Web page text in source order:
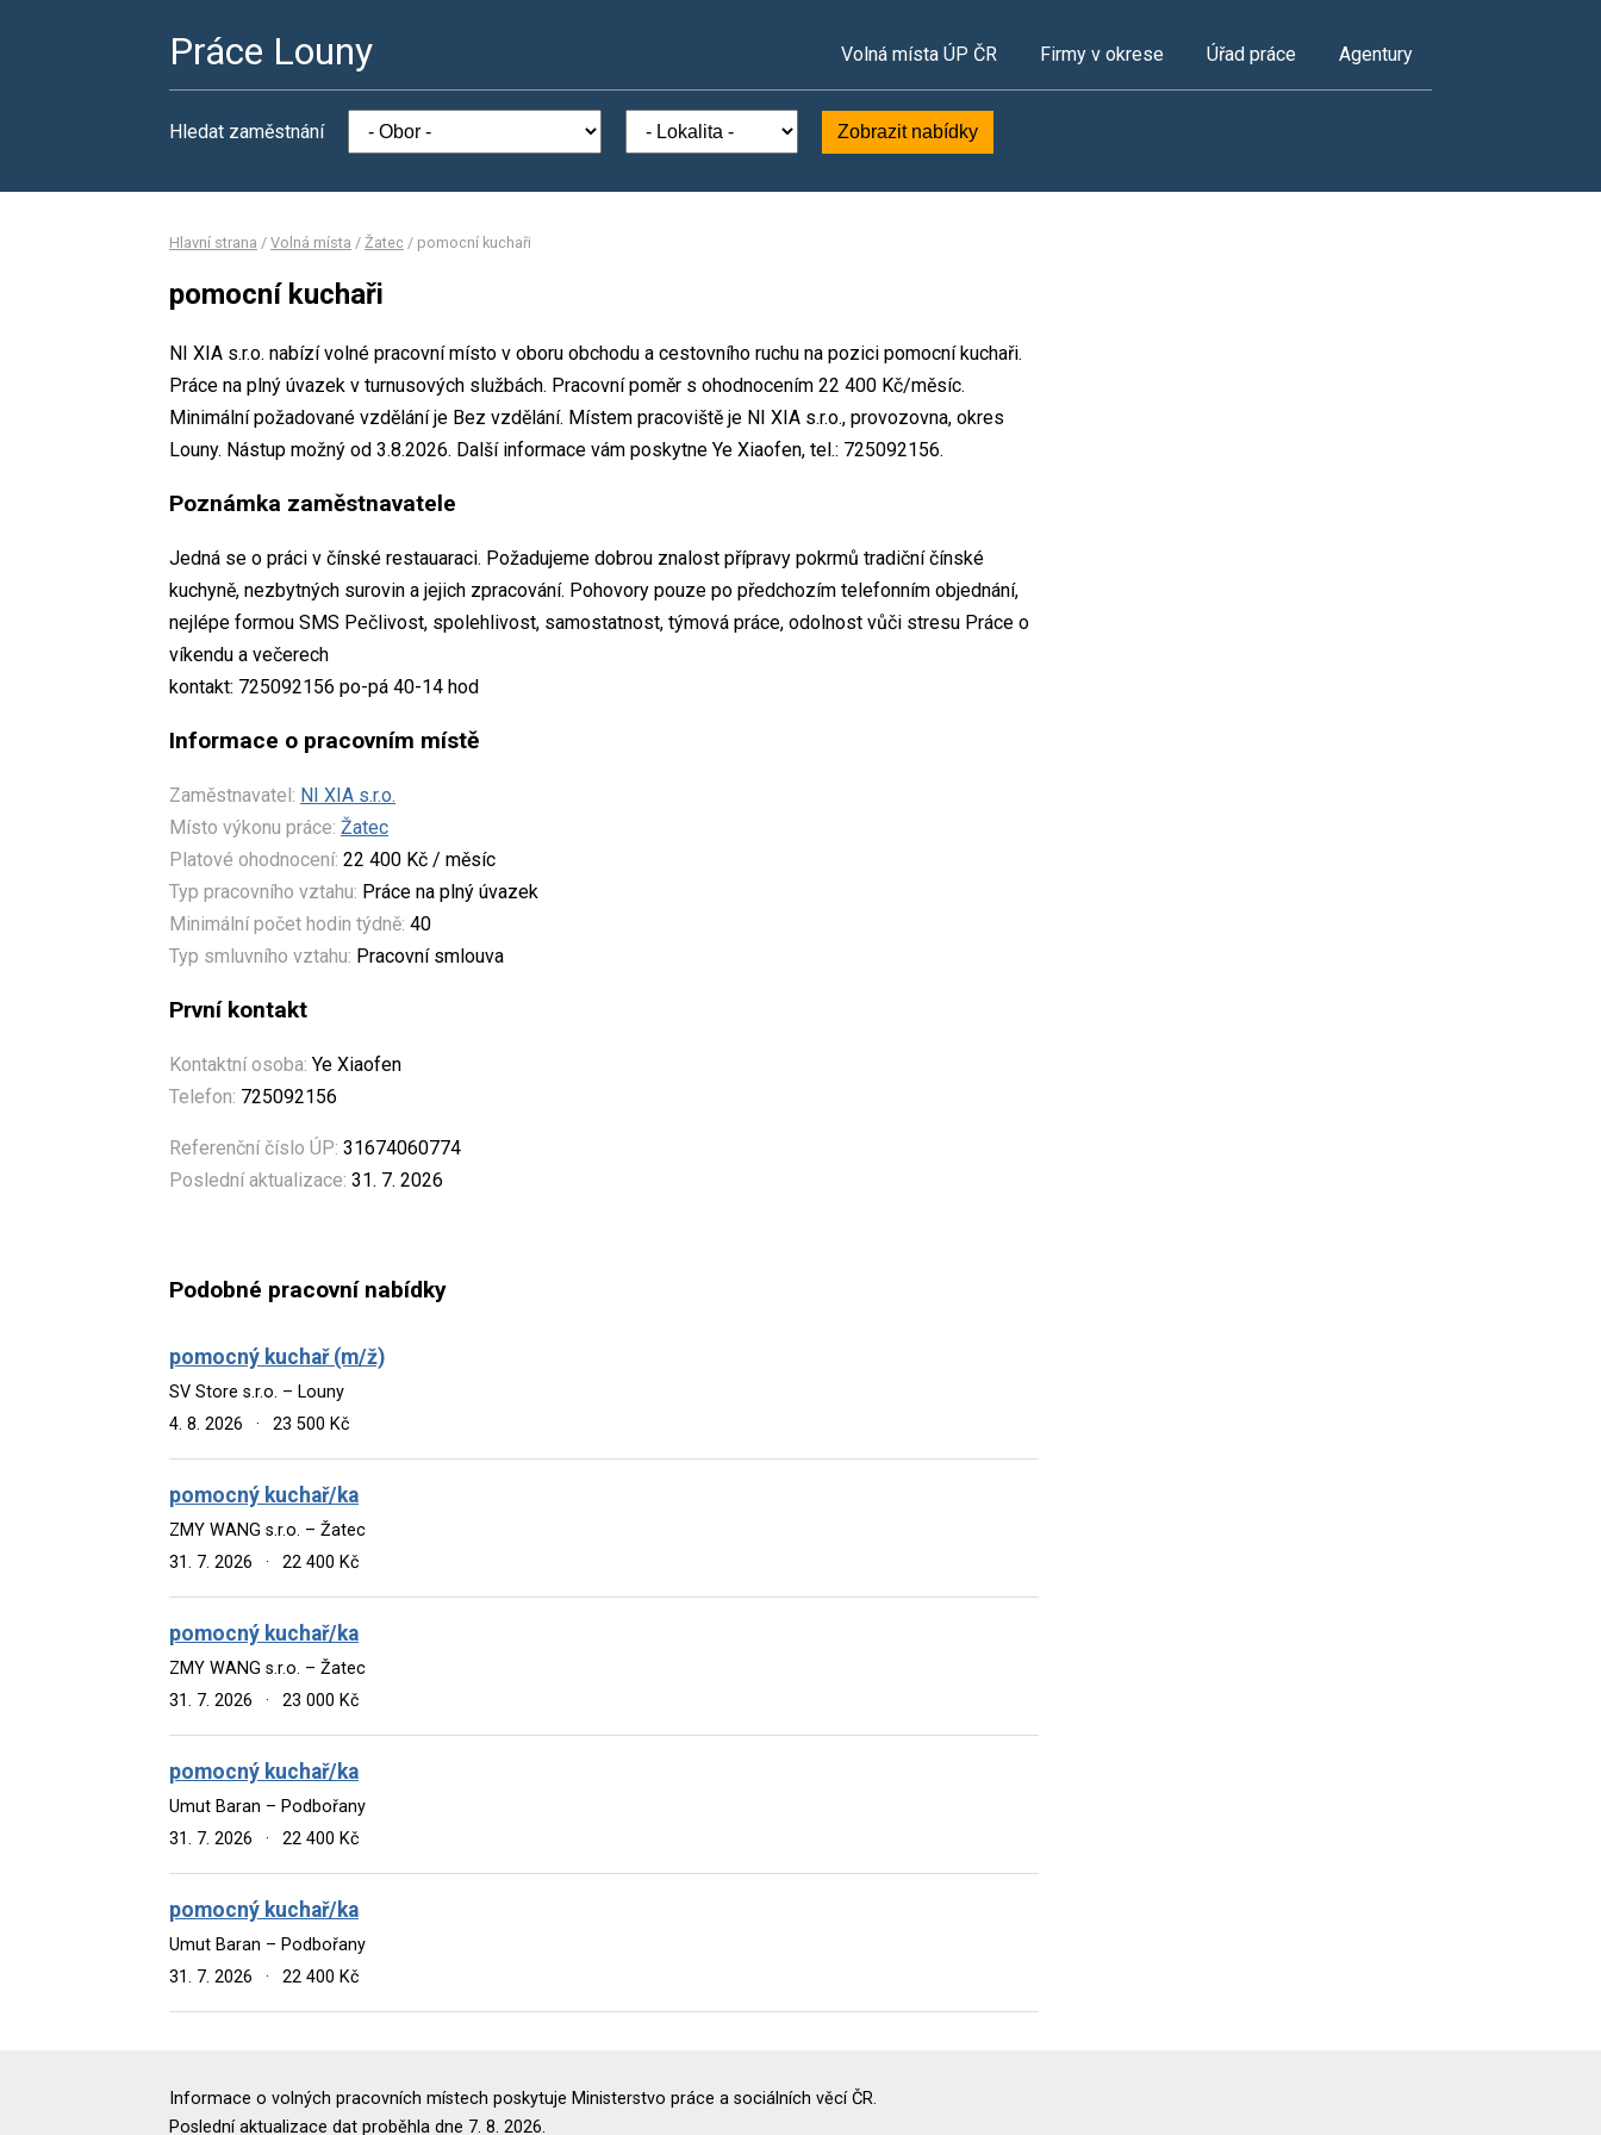
Práce Louny Volná místa ÚP ČR Firmy v okrese Úřad práce Agentury
Hledat zaměstnání Zobrazit nabídky
Hlavní strana / Volná místa / Žatec / pomocní kuchaři
pomocní kuchaři
NI XIA s.r.o. nabízí volné pracovní místo v oboru obchodu a cestovního ruchu na pozici pomocní kuchaři.
Práce na plný úvazek v turnusových službách. Pracovní poměr s ohodnocením 22 400 Kč/měsíc.
Minimální požadované vzdělání je Bez vzdělání. Místem pracoviště je NI XIA s.r.o., provozovna, okres
Louny. Nástup možný od 3.8.2026. Další informace vám poskytne Ye Xiaofen, tel.: 725092156.
Poznámka zaměstnavatele
Jedná se o práci v čínské restauaraci. Požadujeme dobrou znalost přípravy pokrmů tradiční čínské
kuchyně, nezbytných surovin a jejich zpracování. Pohovory pouze po předchozím telefonním objednání,
nejlépe formou SMS Pečlivost, spolehlivost, samostatnost, týmová práce, odolnost vůči stresu Práce o
víkendu a večerech
kontakt: 725092156 po-pá 40-14 hod
Informace o pracovním místě
Zaměstnavatel: NI XIA s.r.o.
Místo výkonu práce: Žatec
Platové ohodnocení: 22 400 Kč / měsíc
Typ pracovního vztahu: Práce na plný úvazek
Minimální počet hodin týdně: 40
Typ smluvního vztahu: Pracovní smlouva
První kontakt
Kontaktní osoba: Ye Xiaofen
Telefon: 725092156
Referenční číslo ÚP: 31674060774
Poslední aktualizace: 31. 7. 2026
Podobné pracovní nabídky
pomocný kuchař (m/ž)
SV Store s.r.o. – Louny
4. 8. 2026
· 23 500 Kč
pomocný kuchař/ka
ZMY WANG s.r.o. – Žatec
31. 7. 2026
· 22 400 Kč
pomocný kuchař/ka
ZMY WANG s.r.o. – Žatec
31. 7. 2026
· 23 000 Kč
pomocný kuchař/ka
Umut Baran – Podbořany
31. 7. 2026
· 22 400 Kč
pomocný kuchař/ka
Umut Baran – Podbořany
31. 7. 2026
· 22 400 Kč
Informace o volných pracovních místech poskytuje Ministerstvo práce a sociálních věcí ČR.
Poslední aktualizace dat proběhla dne 7. 8. 2026.